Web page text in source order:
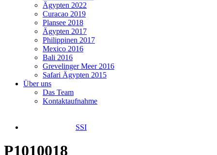
Ägypten 2022
Curacao 2019
Plansee 2018
Ägypten 2017
Philippinen 2017
Mexico 2016
Bali 2016
Grevelinger Meer 2016
Safari Ägypten 2015
Über uns
Das Team
Kontaktaufnahme
SSI
P1010018